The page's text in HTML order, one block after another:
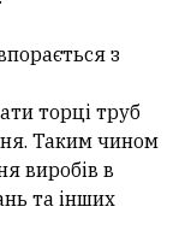
з
торці труб
Таким чином
виробів в
та інших